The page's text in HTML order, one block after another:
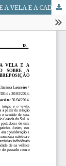
A MEMÓRIA DO RIO GRANDE DO SUL ENTRE A VELA E A CADEIRA DE BALANÇO: UM OLHAR CRÍTICO SOBRE A REPRESENTAÇÃO DO SOBRADO A PARTIR DA SOBREPOSIÇÃO DOS PERFIS BIBIANA/ MARIA VALÉRIA